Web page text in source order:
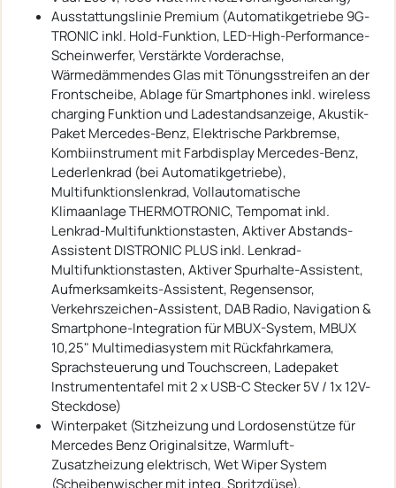
Ausstattungslinie Premium (Automatikgetriebe 9G-
TRONIC inkl. Hold-Funktion, LED-High-Performance-
Scheinwerfer, Verstärkte Vorderachse,
Wärmedämmendes Glas mit Tönungsstreifen an der
Frontscheibe, Ablage für Smartphones inkl. wireless
charging Funktion und Ladestandsanzeige, Akustik-
Paket Mercedes-Benz, Elektrische Parkbremse,
Kombiinstrument mit Farbdisplay Mercedes-Benz,
Lederlenkrad (bei Automatikgetriebe),
Multifunktionslenkrad, Vollautomatische
Klimaanlage THERMOTRONIC, Tempomat inkl.
Lenkrad-Multifunktionstasten, Aktiver Abstands-
Assistent DISTRONIC PLUS inkl. Lenkrad-
Multifunktionstasten, Aktiver Spurhalte-Assistent,
Aufmerksamkeits-Assistent, Regensensor,
Verkehrszeichen-Assistent, DAB Radio, Navigation &
Smartphone-Integration für MBUX-System, MBUX
10,25" Multimediasystem mit Rückfahrkamera,
Sprachsteuerung und Touchscreen, Ladepaket
Instrumententafel mit 2 x USB-C Stecker 5V / 1x 12V-
Steckdose)
Winterpaket (Sitzheizung und Lordosenstütze für
Mercedes Benz Originalsitze, Warmluft-
Zusatzheizung elektrisch, Wet Wiper System
(Scheibenwischer mit integ. Spritzdüse),